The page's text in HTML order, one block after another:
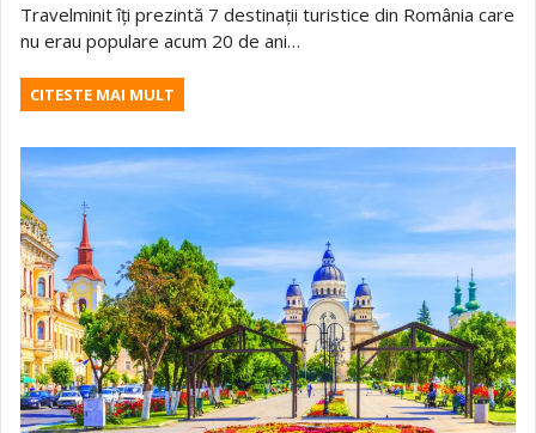
Travelminit îți prezintă 7 destinații turistice din România care
nu erau populare acum 20 de ani…
CITESTE MAI MULT